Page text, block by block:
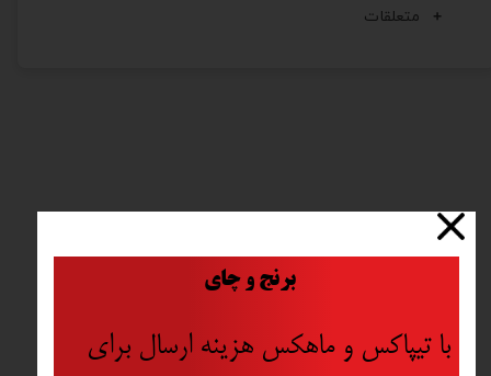
متعلقات
برنج و چای
با تیپاکس و ماهکس هزینه ارسال برای